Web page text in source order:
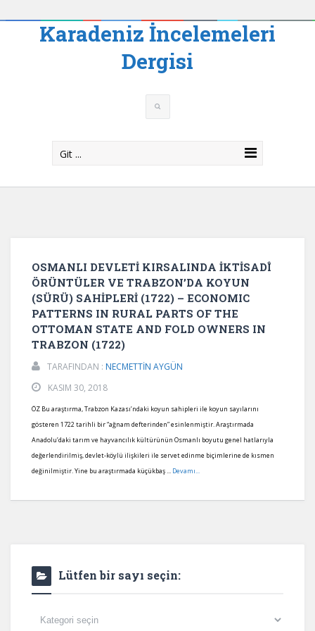
Karadeniz İncelemeleri
Dergisi
Git ...
OSMANLI DEVLETİ KIRSALINDA İKTİSADÎ
ÖRÜNTÜLER VE TRABZON’DA KOYUN
(SÜRÜ) SAHİPLERİ (1722) – ECONOMIC
PATTERNS IN RURAL PARTS OF THE
OTTOMAN STATE AND FOLD OWNERS IN
TRABZON (1722)
TARAFINDAN : NECMETTİN AYGÜN
KASIM 30, 2018
ÖZ Bu araştırma, Trabzon Kazası’ndaki koyun sahipleri ile koyun sayılarını
gösteren 1722 tarihli bir “ağnam defterinden” esinlenmiştir. Araştırmada
Anadolu’daki tarım ve hayvancılık kültürünün Osmanlı boyutu genel hatlarıyla
değerlendirilmiş, devlet-köylü ilişkileri ile servet edinme biçimlerine de kısmen
değinilmiştir. Yine bu araştırmada küçükbaş ... Devamı...
Lütfen bir sayı seçin:
Lütfen